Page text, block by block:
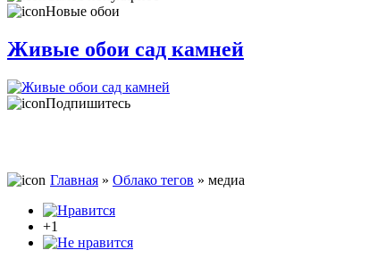
Новые обои
Живые обои сад камней
Подпишитесь
Главная » Облако тегов » медиа
+1